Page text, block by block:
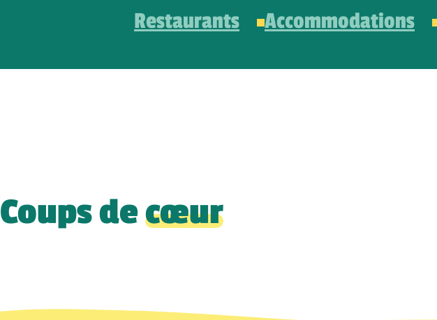
Restaurants Accommodations
Coups decœur